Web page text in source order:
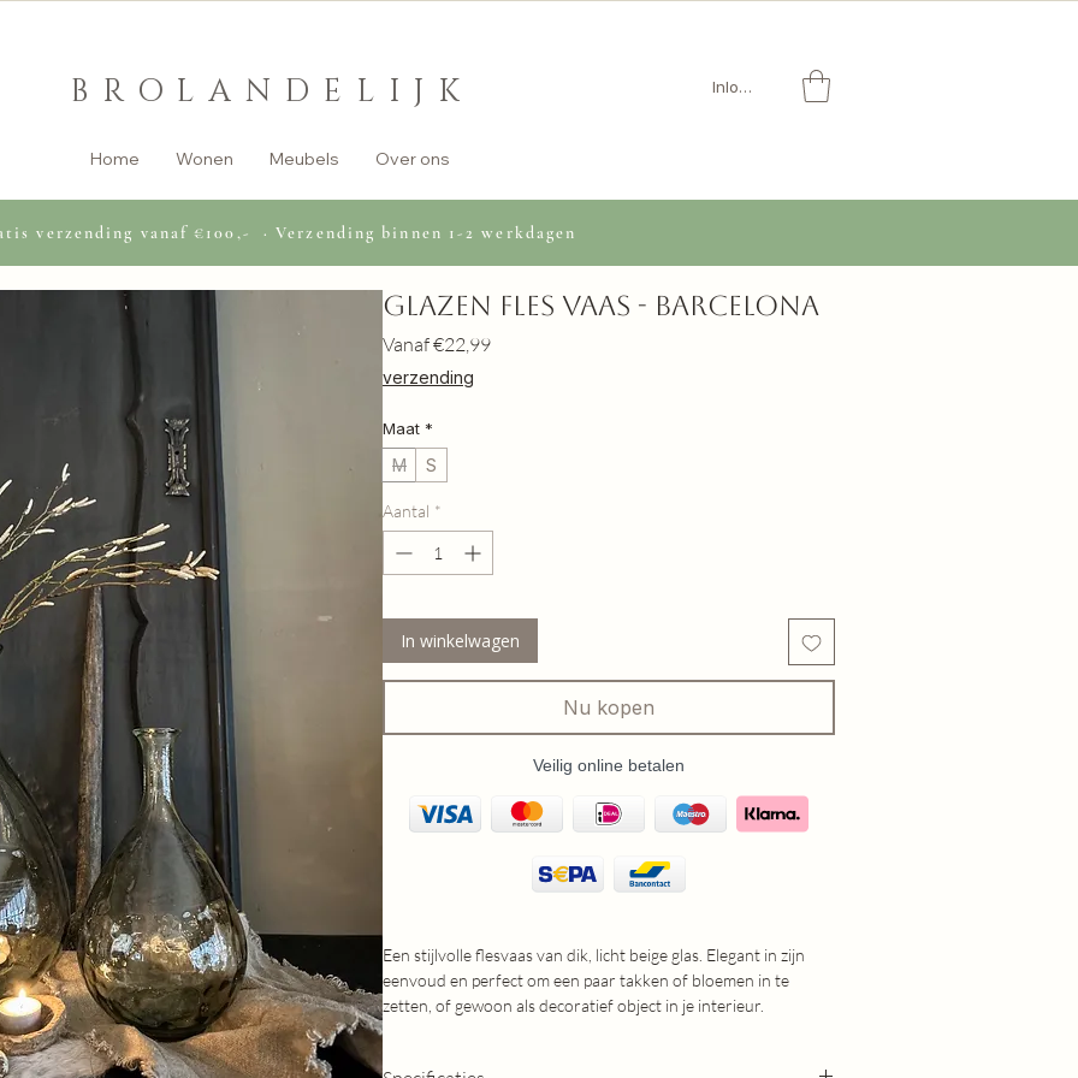
BROLANDELIJK Inloggen
Home Wonen Meubels Over ons
verzending vanaf €100,- · Verzending binnen 1-2 werkdagen
Glazen fles vaas - Barcelona
Vanaf€22,99Verkoopprijs
verzending
Maat *
M S
Aantal *
In winkelwagen
Nu kopen
Veilig online betalen
Een stijlvolle flesvaas van dik, licht beige glas. Elegant in zijn
eenvoud en perfect om een paar takken of bloemen in te
zetten, of gewoon als decoratief object in je interieur.